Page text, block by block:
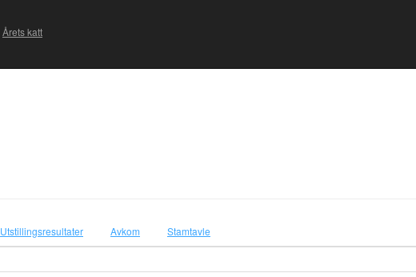
Årets katt
Utstillingsresultater Avkom Stamtavle